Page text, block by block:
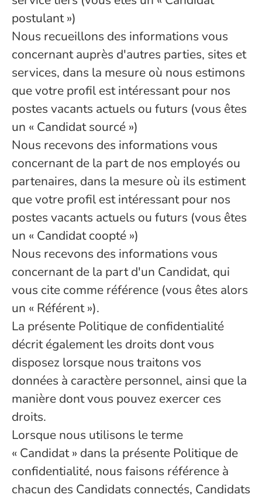
postulant »)
Nous recueillons des informations vous
concernant auprès d'autres parties, sites et
services, dans la mesure où nous estimons
que votre profil est intéressant pour nos
postes vacants actuels ou futurs (vous êtes
un « Candidat sourcé »)
Nous recevons des informations vous
concernant de la part de nos employés ou
partenaires, dans la mesure où ils estiment
que votre profil est intéressant pour nos
postes vacants actuels ou futurs (vous êtes
un « Candidat coopté »)
Nous recevons des informations vous
concernant de la part d'un Candidat, qui
vous cite comme référence (vous êtes alors
un « Référent »).
La présente Politique de confidentialité
décrit également les droits dont vous
disposez lorsque nous traitons vos
données à caractère personnel, ainsi que la
manière dont vous pouvez exercer ces
droits.
Lorsque nous utilisons le terme
« Candidat » dans la présente Politique de
confidentialité, nous faisons référence à
chacun des Candidats connectés, Candidats